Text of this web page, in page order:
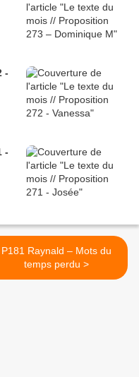
-
-
P181 Raynald – Mots du
temps perdu >